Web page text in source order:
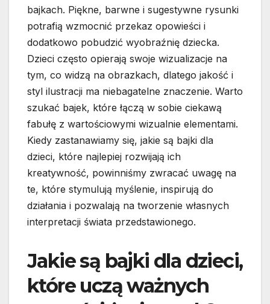
bajkach. Piękne, barwne i sugestywne rysunki
potrafią wzmocnić przekaz opowieści i
dodatkowo pobudzić wyobraźnię dziecka.
Dzieci często opierają swoje wizualizacje na
tym, co widzą na obrazkach, dlatego jakość i
styl ilustracji ma niebagatelne znaczenie. Warto
szukać bajek, które łączą w sobie ciekawą
fabułę z wartościowymi wizualnie elementami.
Kiedy zastanawiamy się, jakie są bajki dla
dzieci, które najlepiej rozwijają ich
kreatywność, powinniśmy zwracać uwagę na
te, które stymulują myślenie, inspirują do
działania i pozwalają na tworzenie własnych
interpretacji świata przedstawionego.
Jakie są bajki dla dzieci,
które uczą ważnych